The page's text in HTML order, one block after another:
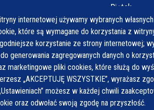
internetowej używamy wybranych
które są wymagane do korzystania z
korzystanie ze strony internetowej;
generowania zagregowanych danych o
marketingowe pliki cookies, które służą do
„AKCEPTUJĘ WSZYSTKIE”, wyrażasz
możesz w każdej chwili
oraz odwołać swoją zgodę na przyszłość.
Piątek